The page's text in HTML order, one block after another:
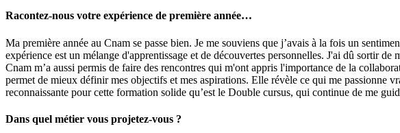
Racontez-nous votre expérience de première année…
Ma première année au Cnam se passe bien. Je me souviens que j’avais à la fois un
expérience est un mélange d'apprentissage et de découvertes personnelles. J'ai dû sortir
Cnam m’a aussi permis de faire des rencontres qui m'ont appris l'importance de la
permet de mieux définir mes objectifs et mes aspirations. Elle révèle ce qui me passionne
reconnaissante pour cette formation solide qu’est le Double cursus, qui continue de me
Dans quel métier vous projetez-vous ?